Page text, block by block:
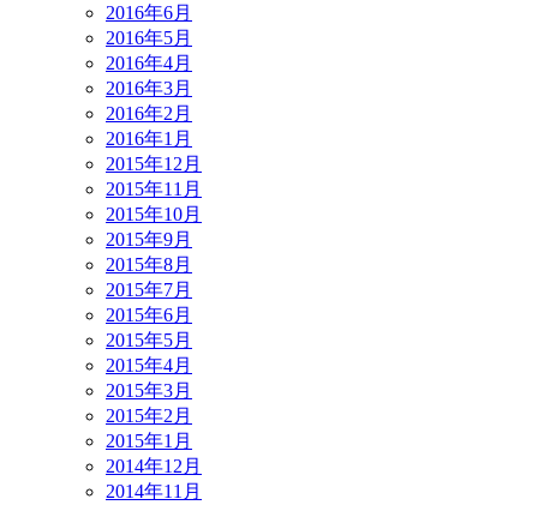
2016年6月
2016年5月
2016年4月
2016年3月
2016年2月
2016年1月
2015年12月
2015年11月
2015年10月
2015年9月
2015年8月
2015年7月
2015年6月
2015年5月
2015年4月
2015年3月
2015年2月
2015年1月
2014年12月
2014年11月